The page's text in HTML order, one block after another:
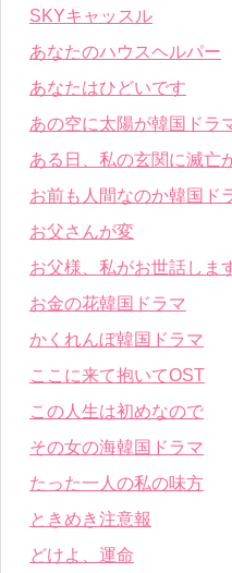
SKYキャッスル
あなたのハウスヘルパー
あなたはひどいです
あの空に太陽が韓国ドラ
ある日、私の玄関に滅亡
お前も人間なのか韓国ド
お父さんが変
お父様、私がお世話しま
お金の花韓国ドラマ
かくれんぼ韓国ドラマ
ここに来て抱いてOST
この人生は初めなので
その女の海韓国ドラマ
たった一人の私の味方
ときめき注意報
どけよ、運命